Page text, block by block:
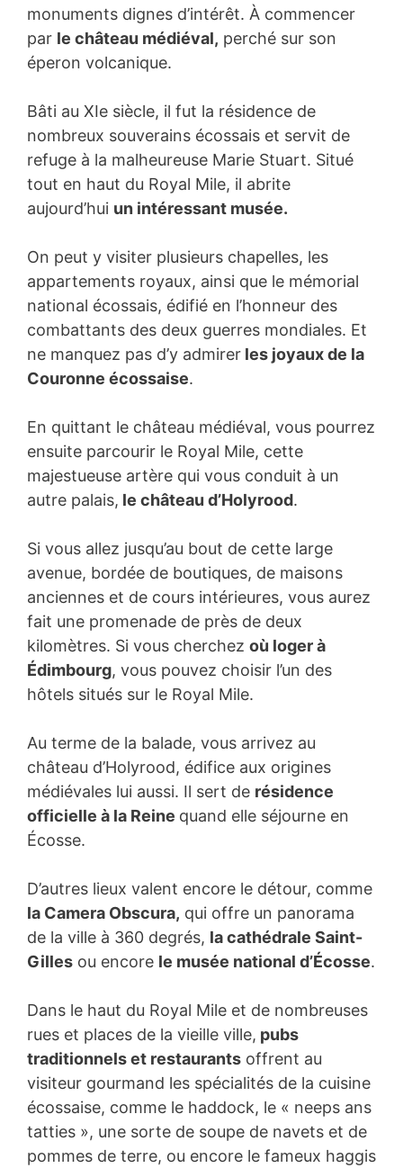
monuments dignes d’intérêt. À commencer
par le château médiéval, perché sur son
éperon volcanique.
Bâti au XIe siècle, il fut la résidence de
nombreux souverains écossais et servit de
refuge à la malheureuse Marie Stuart. Situé
tout en haut du Royal Mile, il abrite
aujourd’hui un intéressant musée.
On peut y visiter plusieurs chapelles, les
appartements royaux, ainsi que le mémorial
national écossais, édifié en l’honneur des
combattants des deux guerres mondiales. Et
ne manquez pas d’y admirer les joyaux de la
Couronne écossaise.
En quittant le château médiéval, vous pourrez
ensuite parcourir le Royal Mile, cette
majestueuse artère qui vous conduit à un
autre palais, le château d’Holyrood.
Si vous allez jusqu’au bout de cette large
avenue, bordée de boutiques, de maisons
anciennes et de cours intérieures, vous aurez
fait une promenade de près de deux
kilomètres. Si vous cherchez où loger à
Édimbourg, vous pouvez choisir l’un des
hôtels situés sur le Royal Mile.
Au terme de la balade, vous arrivez au
château d’Holyrood, édifice aux origines
médiévales lui aussi. Il sert de résidence
officielle à la Reine quand elle séjourne en
Écosse.
D’autres lieux valent encore le détour, comme
la Camera Obscura, qui offre un panorama
de la ville à 360 degrés, la cathédrale Saint-
Gilles ou encore le musée national d’Écosse.
Dans le haut du Royal Mile et de nombreuses
rues et places de la vieille ville, pubs
traditionnels et restaurants offrent au
visiteur gourmand les spécialités de la cuisine
écossaise, comme le haddock, le « neeps ans
tatties », une sorte de soupe de navets et de
pommes de terre, ou encore le fameux haggis